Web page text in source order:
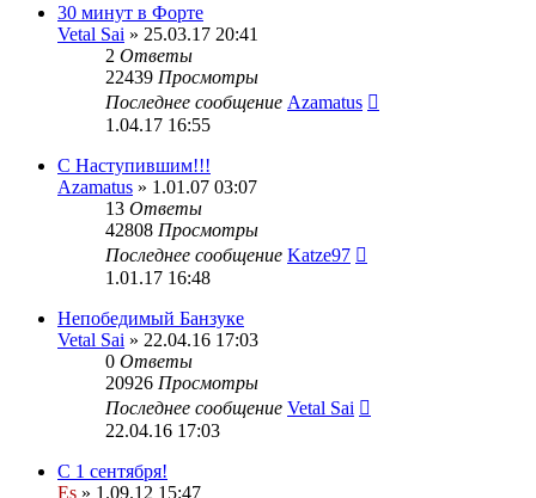
30 минут в Форте
Vetal Sai » 25.03.17 20:41
2 Ответы
22439 Просмотры
Последнее сообщение Azamatus
1.04.17 16:55
С Наступившим!!!
Azamatus » 1.01.07 03:07
13 Ответы
42808 Просмотры
Последнее сообщение Katze97
1.01.17 16:48
Непобедимый Банзуке
Vetal Sai » 22.04.16 17:03
0 Ответы
20926 Просмотры
Последнее сообщение Vetal Sai
22.04.16 17:03
С 1 сентября!
Es » 1.09.12 15:47